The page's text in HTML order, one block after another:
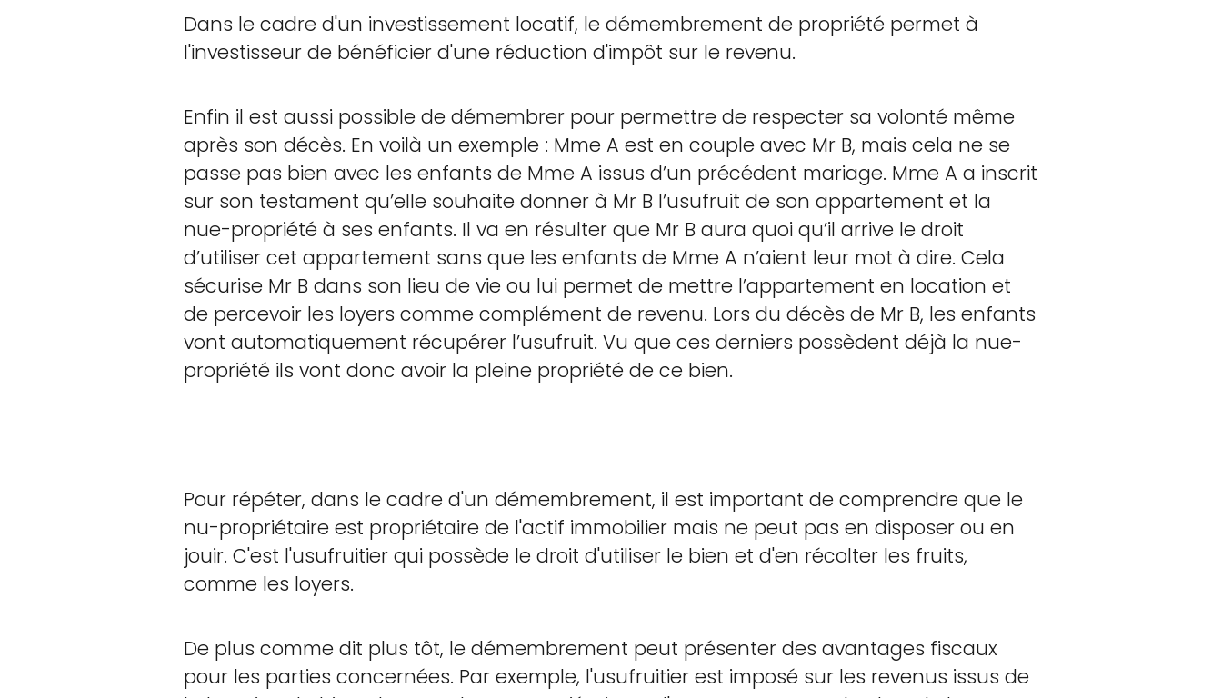
Dans le cadre d'un investissement locatif, le démembrement de propriété permet à
l'investisseur de bénéficier d'une réduction d'impôt sur le revenu.
Enfin il est aussi possible de démembrer pour permettre de respecter sa volonté même
après son décès. En voilà un exemple : Mme A est en couple avec Mr B, mais cela ne se
passe pas bien avec les enfants de Mme A issus d’un précédent mariage. Mme A a inscrit
sur son testament qu’elle souhaite donner à Mr B l’usufruit de son appartement et la
nue-propriété à ses enfants. Il va en résulter que Mr B aura quoi qu’il arrive le droit
d’utiliser cet appartement sans que les enfants de Mme A n’aient leur mot à dire. Cela
sécurise Mr B dans son lieu de vie ou lui permet de mettre l’appartement en location et
de percevoir les loyers comme complément de revenu. Lors du décès de Mr B, les enfants
vont automatiquement récupérer l’usufruit. Vu que ces derniers possèdent déjà la nue-
propriété ils vont donc avoir la pleine propriété de ce bien.
Pour répéter, dans le cadre d'un démembrement, il est important de comprendre que le
nu-propriétaire est propriétaire de l'actif immobilier mais ne peut pas en disposer ou en
jouir. C'est l'usufruitier qui possède le droit d'utiliser le bien et d'en récolter les fruits,
comme les loyers.
De plus comme dit plus tôt, le démembrement peut présenter des avantages fiscaux
pour les parties concernées. Par exemple, l'usufruitier est imposé sur les revenus issus de